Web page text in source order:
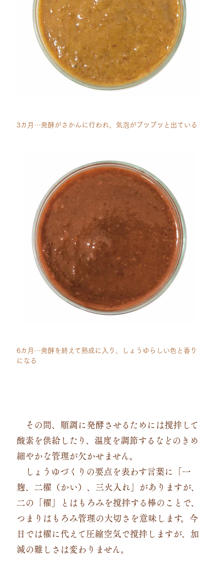
3カ月…発酵がさかんに行われ、気泡がブツブツと出ている
6カ月…発酵を終えて熟成に入り、しょうゆらしい色と香り
になる
その間、順調に発酵させるためには撹拌して
酸素を供給したり、温度を調節するなどのきめ
細やかな管理が欠かせません。
しょうゆづくりの要点を表わす言葉に「一
麹、二櫂（かい）、三火入れ」がありますが、
二の「櫂」とはもろみを撹拌する棒のことで、
つまりはもろみ管理の大切さを意味します。今
日では櫂に代えて圧縮空気で撹拌しますが、加
減の難しさは変わりません。